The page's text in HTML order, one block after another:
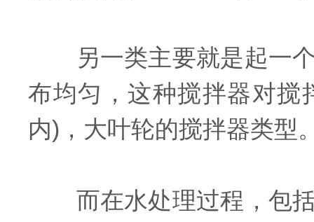
另一类主要就是起一个
布均匀，这种搅拌器对搅
内)，大叶轮的搅拌器类型
而在水处理过程，包括